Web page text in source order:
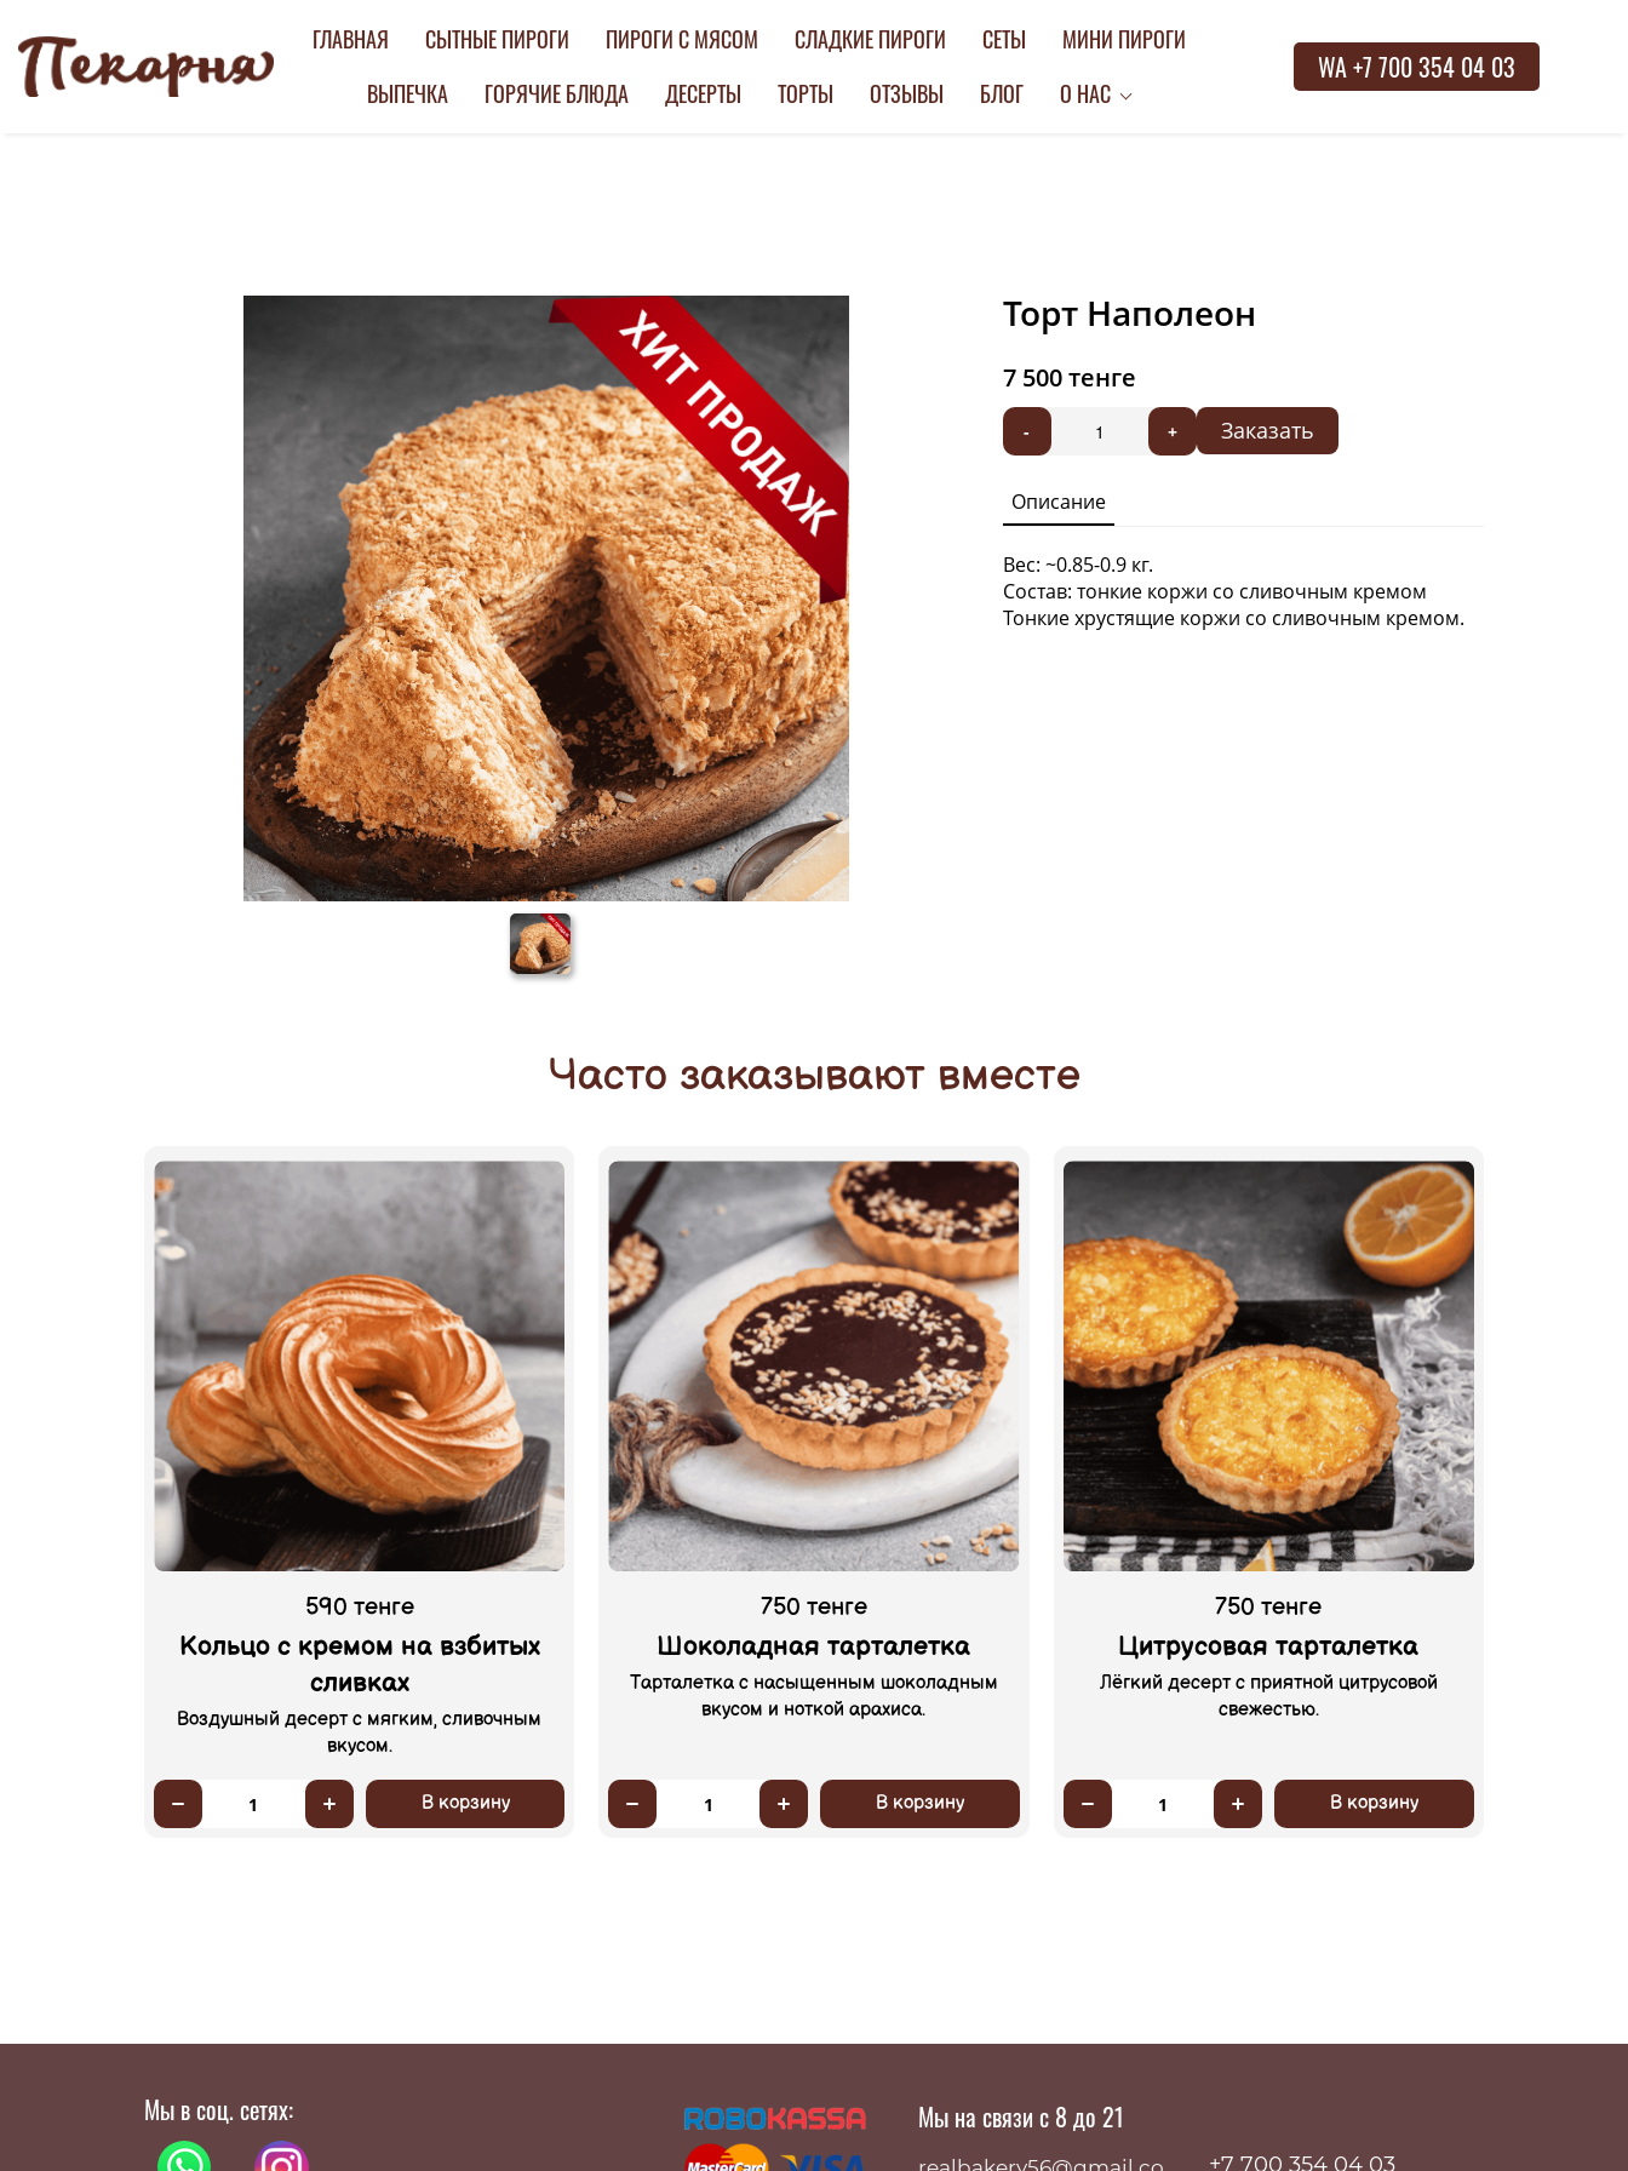
ГЛАВНАЯ СЫТНЫЕ ПИРОГИ ПИРОГИ С МЯСОМ СЛАДКИЕ ПИРОГИ СЕТЫ
МИНИ ПИРОГИ
ВЫПЕЧКА
ГОРЯЧИЕ БЛЮДА ДЕСЕРТЫ ТОРТЫ ОТЗЫВЫ БЛОГ О НАС
WA +7 700 354 04 03
Десерты
Торт Наполеон
7 500 тенге
Заказать
- +
Описание
Вес: ~0.85-0.9 кг.
Состав: тонкие коржи со сливочным кремом
Тонкие хрустящие коржи со сливочным кремом.
Часто заказывают вместе
590 тенге
Кольцо с кремом на взбитых
сливках
Воздушный десерт с мягким, сливочным
вкусом.
1 В корзину
750 тенге
Шоколадная тарталетка
Тарталетка с насыщенным шоколадным
вкусом и ноткой арахиса.
1 В корзину
750 тенге
Цитрусовая тарталетка
Лёгкий десерт с приятной цитрусовой
свежестью.
1 В корзину
Мы в соц. сетях: Мы на связи с 8 до 21
+7 700 354 04 03